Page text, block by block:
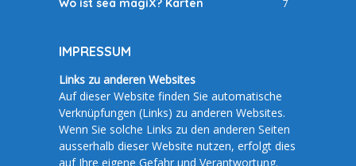
7
IMPRESSUM
Links zu anderen Websites
Auf dieser Website finden Sie automatische
Verknüpfungen (Links) zu anderen Websites.
Wenn Sie solche Links zu den anderen Seiten
ausserhalb dieser Website nutzen, erfolgt dies
auf Ihre eigene Gefahr und Verantwortung.